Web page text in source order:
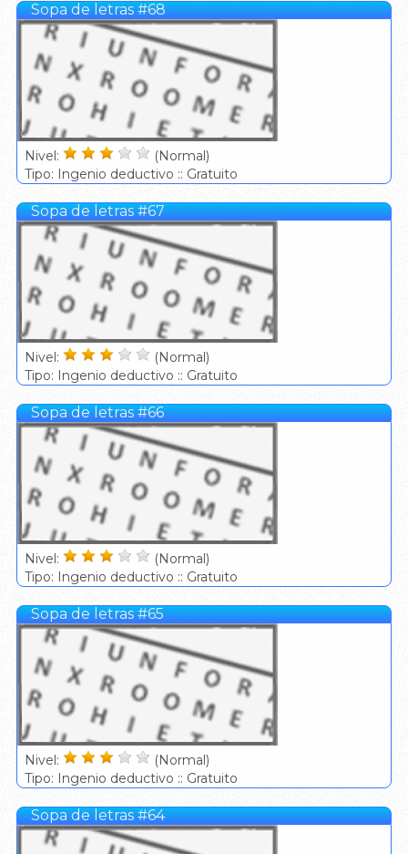
Sopa de letras #68
Nivel:
(Normal)
Tipo: Ingenio deductivo :: Gratuito
Sopa de letras #67
Nivel:
(Normal)
Tipo: Ingenio deductivo :: Gratuito
Sopa de letras #66
Nivel:
(Normal)
Tipo: Ingenio deductivo :: Gratuito
Sopa de letras #65
Nivel:
(Normal)
Tipo: Ingenio deductivo :: Gratuito
Sopa de letras #64